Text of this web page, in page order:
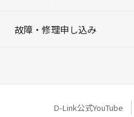
故障・修理申し込み
D-Link公式YouTube